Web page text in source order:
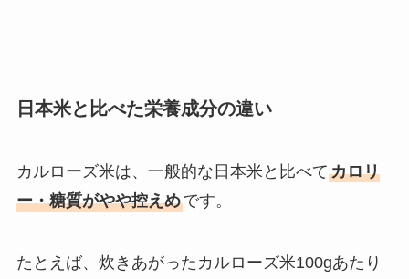
日本米と比べた栄養成分の違い
カルローズ米は、一般的な日本米と比べてカロリ
ー・糖質がやや控えめです。
たとえば、炊きあがったカルローズ米100gあたり